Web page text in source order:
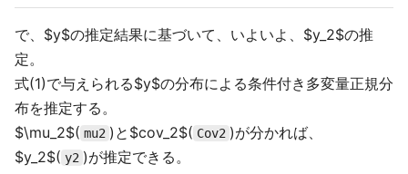
で、$y$の推定結果に基づいて、いよいよ、$y_2$の推
定。
式(1)で与えられる$y$の分布による条件付き多変量正規分
布を推定する。
$\mu_2$( mu2 )と$cov_2$( Cov2 )が分かれば、
$y_2$( y2 )が推定できる。